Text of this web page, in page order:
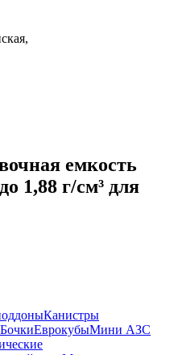
емкость
1,88 г/см³ для
Канистры
БочкиЕврокубыМини АЗС